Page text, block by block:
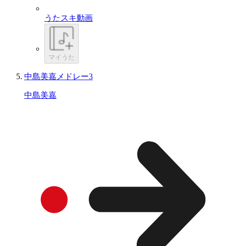
うたスキ動画
マイうた
中島美嘉メドレー3
中島美嘉